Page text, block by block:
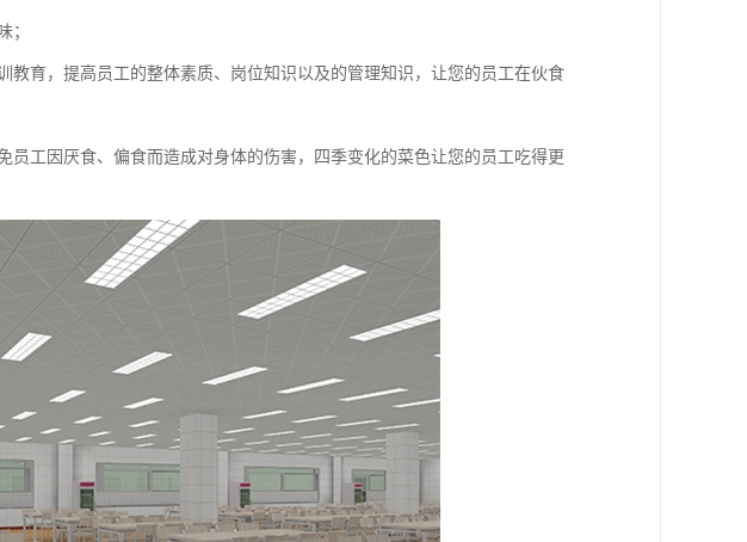
；
教育，提高员工的整体素质、岗位知识以及的管理知识，让您的员工在伙食
员工因厌食、偏食而造成对身体的伤害，四季变化的菜色让您的员工吃得更